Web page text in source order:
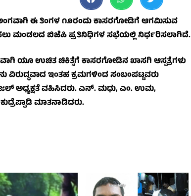
ಈ ತಿಂಗಳ ೧೨ರಂದು ಕಾಸರಗೋಡಿಗೆ ಆಗಮಿಸುವ
ಮಂಡಲದ ಬಿಜೆಪಿ ಪ್ರತಿನಿಧಿಗಳ ಸಭೆಯಲ್ಲಿ ನಿರ್ಧರಿಸಲಾಗಿದೆ.
ಯೂ ಉಚಿತ ಚಿಕಿತ್ಸೆಗೆ ಕಾಸರಗೋಡಿನ ಖಾಸಗಿ ಆಸ್ಪತ್ರೆಗಳು
ವಿರುದ್ಧವಾದ ಇಂತಹ ಕ್ರಮಗಳಿಂದ ಸಂಬಂಪಟ್ಟವರು
ಅಧ್ಯಕ್ಷತೆ ವಹಿಸಿದರು. ಎನ್. ಮಧು, ಎಂ. ಉಮ,
ಮಾತನಾಡಿದರು.